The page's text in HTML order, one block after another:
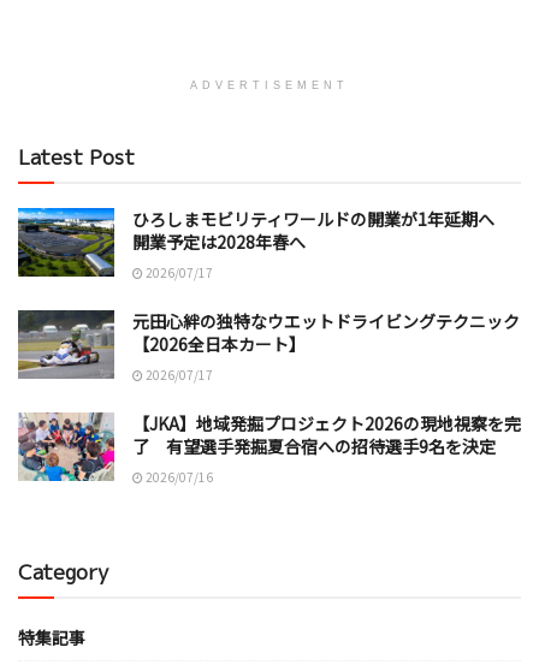
ADVERTISEMENT
Latest Post
ひろしまモビリティワールドの開業が1年延期へ
開業予定は2028年春へ
2026/07/17
元田心絆の独特なウエットドライビングテクニック
【2026全日本カート】
2026/07/17
【JKA】地域発掘プロジェクト2026の現地視察を完
了 有望選手発掘夏合宿への招待選手9名を決定
2026/07/16
Category
特集記事